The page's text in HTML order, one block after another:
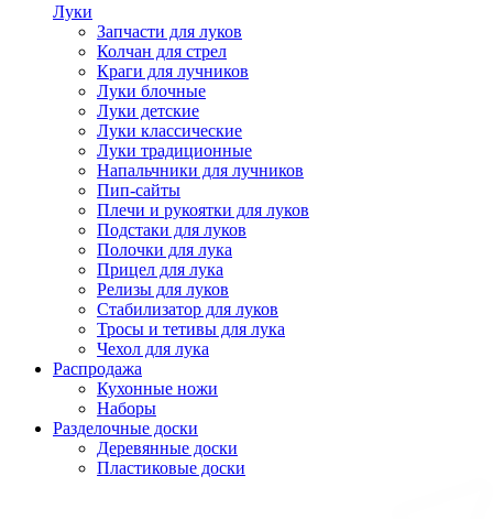
Луки
Запчасти для луков
Колчан для стрел
Краги для лучников
Луки блочные
Луки детские
Луки классические
Луки традиционные
Напальчники для лучников
Пип-сайты
Плечи и рукоятки для луков
Подстаки для луков
Полочки для лука
Прицел для лука
Релизы для луков
Стабилизатор для луков
Тросы и тетивы для лука
Чехол для лука
Распродажа
Кухонные ножи
Наборы
Разделочные доски
Деревянные доски
Пластиковые доски